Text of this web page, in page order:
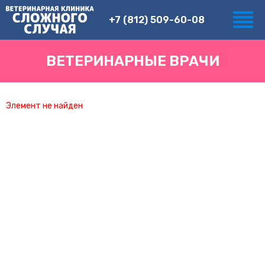
+7 (812) 509-60-08
ВЕТЕРИНАРНЫЕ ВРАЧИ
Элемент не найден